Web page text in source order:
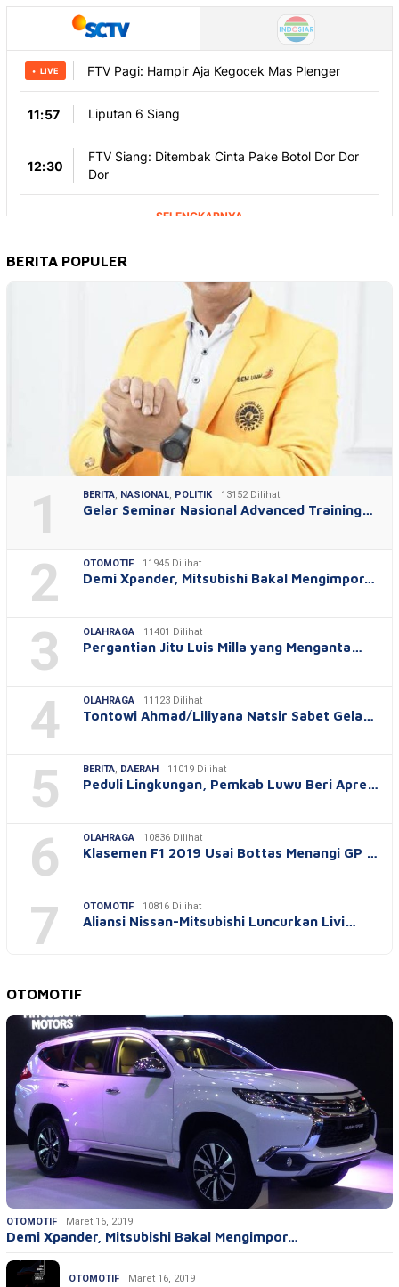
BERITA POPULER
1 BERITA, NASIONAL, POLITIK 13152 Dilihat
Gelar Seminar Nasional Advanced Training…
2 OTOMOTIF 11945 Dilihat
Demi Xpander, Mitsubishi Bakal Mengimpor…
3 OLAHRAGA 11401 Dilihat
Pergantian Jitu Luis Milla yang Menganta…
4 OLAHRAGA 11123 Dilihat
Tontowi Ahmad/Liliyana Natsir Sabet Gela…
5 BERITA, DAERAH 11019 Dilihat
Peduli Lingkungan, Pemkab Luwu Beri Apre…
6 OLAHRAGA 10836 Dilihat
Klasemen F1 2019 Usai Bottas Menangi GP …
7 OTOMOTIF 10816 Dilihat
Aliansi Nissan-Mitsubishi Luncurkan Livi…
OTOMOTIF
OTOMOTIF Maret 16, 2019
Demi Xpander, Mitsubishi Bakal Mengimpor…
OTOMOTIF Maret 16, 2019